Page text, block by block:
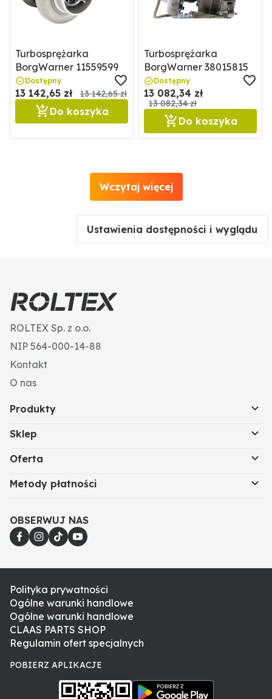
Turbosprężarka
BorgWarner 11559599
Dostępny
13 142,65 zł 13 142,65 zł
Do koszyka
Turbosprężarka
BorgWarner 38015815
Dostępny
13 082,34 zł
13 082,34 zł
Do koszyka
Wczytaj więcej
Ustawienia dostępności i wyglądu
ROLTEX Sp. z o.o.
NIP 564-000-14-88
Kontakt
O nas
Produkty
Sklep
Oferta
Metody płatności
OBSERWUJ NAS
Polityka prywatności
Ogólne warunki handlowe
Ogólne warunki handlowe
CLAAS PARTS SHOP
Regulamin ofert specjalnych
POBIERZ APLIKACJE